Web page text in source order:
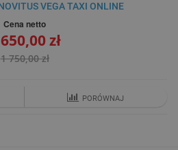
VEGA TAXI ONLINE
Cena netto
zł
1 750,00 zł
PORÓWNAJ